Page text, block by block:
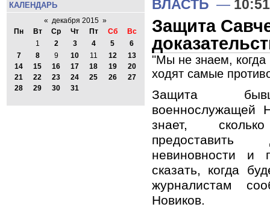
КАЛЕНДАРЬ
« декабря 2015 »
Пн
Вт Ср Чт Пт Сб
Вс
1
2 3 4 5
6
7
8 9 10 11 12
13
14
15 16 17 18 19
20
21
22 23 24 25 26
27
28
29 30 31
ВЛАСТЬ — 10:51
Защита
"Мы не знаем, когда
ходят самые
Защита
военнослужащей
знает,
предоставить
невиновности и
сказать, когда
журналистам
Новиков.